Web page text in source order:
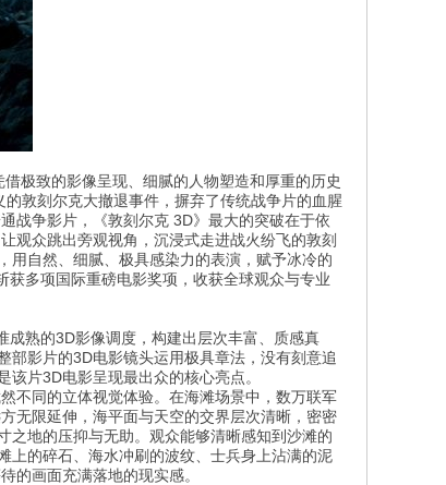
借极致的影像呈现、细腻的人物塑造和厚重的历史
敦刻尔克大撤退事件，摒弃了传统战争片的血腥
战争影片，《敦刻尔克 3D》最大的突破在于依
观众跳出旁观视角，沉浸式走进战火纷飞的敦刻
用自然、细腻、极具感染力的表演，赋予冰冷的
多项国际重磅电影奖项，收获全球观众与专业
熟的3D影像调度，构建出层次丰富、质感真
部影片的3D电影镜头运用极具章法，没有刻意追
片3D电影呈现最出众的核心亮点。
不同的立体视觉体验。在海滩场景中，数万联军
无限延伸，海平面与天空的交界层次清晰，密密
之地的压抑与无助。观众能够清晰感知到沙滩的
上的碎石、海水冲刷的波纹、士兵身上沾满的泥
的画面充满落地的现实感。